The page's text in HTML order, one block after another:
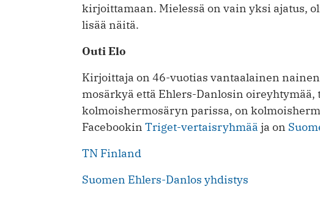
kirjoittamaan. Mielessä on vain yksi ajatus,
lisää näitä.
Outi Elo
Kirjoit­taja on 46-vuotias vantaa­lainen
mo­särkyä et­tä Ehlers-Dan­losin oireyh­tymää,
kolmois­her­mo­säryn pa­rissa, on
Face­bookin Tri­get-ver­tais­ryhmää ja on
TN Fin­land
Suo­men Ehlers-Danlos yh­distys